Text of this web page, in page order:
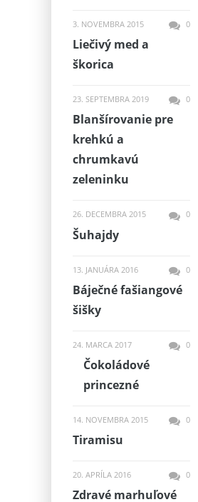
3. NOVEMBRA 2015 0
Liečivý med a
škorica
23. SEPTEMBRA 2019 0
Blanšírovanie pre
krehkú a
chrumkavú
zeleninku
26. DECEMBRA 2015 0
Šuhajdy
13. JANUÁRA 2016 0
Báječné fašiangové
šišky
24. MARCA 2017 0
Čokoládové
princezné
14. NOVEMBRA 2015 0
Tiramisu
20. APRÍLA 2016 0
Zdravé marhuľové